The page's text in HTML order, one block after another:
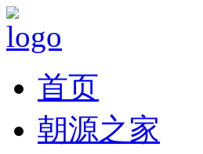
首页
朝源之家